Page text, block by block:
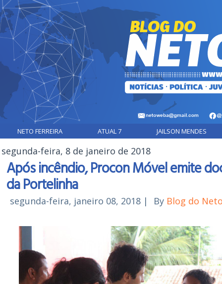
NETO FERREIRA ATUAL 7 JAILSON MENDES
segunda-feira, 8 de janeiro de 2018
Após incêndio, Procon Móvel emite
da Portelinha
segunda-feira, janeiro 08, 2018 | By Blog do